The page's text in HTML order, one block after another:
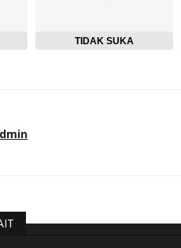
TIDAK SUKA